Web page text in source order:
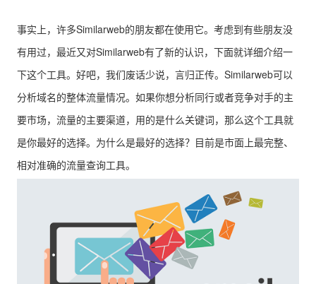
事实上，许多Similarweb的朋友都在使用它。考虑到有些朋友没
有用过，最近又对Similarweb有了新的认识，下面就详细介绍一
下这个工具。好吧，我们废话少说，言归正传。Similarweb可以
分析域名的整体流量情况。如果你想分析同行或者竞争对手的主
要市场，流量的主要渠道，用的是什么关键词，那么这个工具就
是你最好的选择。为什么是最好的选择？目前是市面上最完整、
相对准确的流量查询工具。